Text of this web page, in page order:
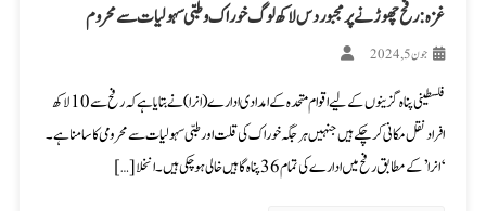
غزہ: رفح چھوڑنے پر مجبور دس لاکھ لوگ خوراک و طبی سہولیات سے محروم
جون 5, 2024
فلسطینی پناہ گزینوں کے لیے اقوام متحدہ کے امدادی ادارے (انرا) نے بتایا ہے کہ رفح سے 10 لاکھ
افراد نقل مکانی کر چکے ہیں جنہیں ہر جگہ خوراک کی قلت اور طبی سہولیات سے محرومی کا سامنا ہے۔
‘انرا’ کے مطابق رفح میں ادارے کی تمام 36 پناہ گاہیں خالی ہو چکی ہیں۔ انخلا […]